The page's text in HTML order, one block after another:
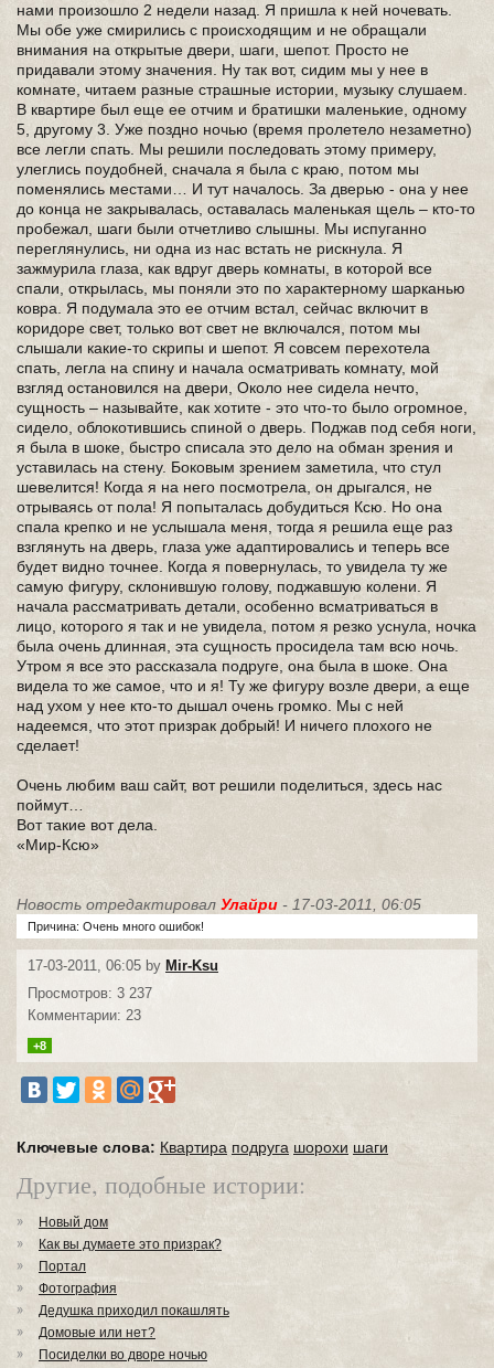
нами произошло 2 недели назад. Я пришла к ней ночевать.
Мы обе уже смирились с происходящим и не обращали
внимания на открытые двери, шаги, шепот. Просто не
придавали этому значения. Ну так вот, сидим мы у нее в
комнате, читаем разные страшные истории, музыку слушаем.
В квартире был еще ее отчим и братишки маленькие, одному
5, другому 3. Уже поздно ночью (время пролетело незаметно)
все легли спать. Мы решили последовать этому примеру,
улеглись поудобней, сначала я была с краю, потом мы
поменялись местами… И тут началось. За дверью - она у нее
до конца не закрывалась, оставалась маленькая щель – кто-то
пробежал, шаги были отчетливо слышны. Мы испуганно
переглянулись, ни одна из нас встать не рискнула. Я
зажмурила глаза, как вдруг дверь комнаты, в которой все
спали, открылась, мы поняли это по характерному шарканью
ковра. Я подумала это ее отчим встал, сейчас включит в
коридоре свет, только вот свет не включался, потом мы
слышали какие-то скрипы и шепот. Я совсем перехотела
спать, легла на спину и начала осматривать комнату, мой
взгляд остановился на двери, Около нее сидела нечто,
сущность – называйте, как хотите - это что-то было огромное,
сидело, облокотившись спиной о дверь. Поджав под себя ноги,
я была в шоке, быстро списала это дело на обман зрения и
уставилась на стену. Боковым зрением заметила, что стул
шевелится! Когда я на него посмотрела, он дрыгался, не
отрываясь от пола! Я попыталась добудиться Ксю. Но она
спала крепко и не услышала меня, тогда я решила еще раз
взглянуть на дверь, глаза уже адаптировались и теперь все
будет видно точнее. Когда я повернулась, то увидела ту же
самую фигуру, склонившую голову, поджавшую колени. Я
начала рассматривать детали, особенно всматриваться в
лицо, которого я так и не увидела, потом я резко уснула, ночка
была очень длинная, эта сущность просидела там всю ночь.
Утром я все это рассказала подруге, она была в шоке. Она
видела то же самое, что и я! Ту же фигуру возле двери, а еще
над ухом у нее кто-то дышал очень громко. Мы с ней
надеемся, что этот призрак добрый! И ничего плохого не
сделает!
Очень любим ваш сайт, вот решили поделиться, здесь нас
поймут…
Вот такие вот дела.
«Мир-Ксю»
Новость отредактировал Улайри - 17-03-2011, 06:05
Причина: Очень много ошибок!
17-03-2011, 06:05 by Mir-Ksu
Просмотров: 3 237
Комментарии: 23
+8
Ключевые слова: Квартира подруга шорохи шаги
Другие, подобные истории:
Новый дом
Как вы думаете это призрак?
Портал
Фотография
Дедушка приходил покашлять
Домовые или нет?
Посиделки во дворе ночью